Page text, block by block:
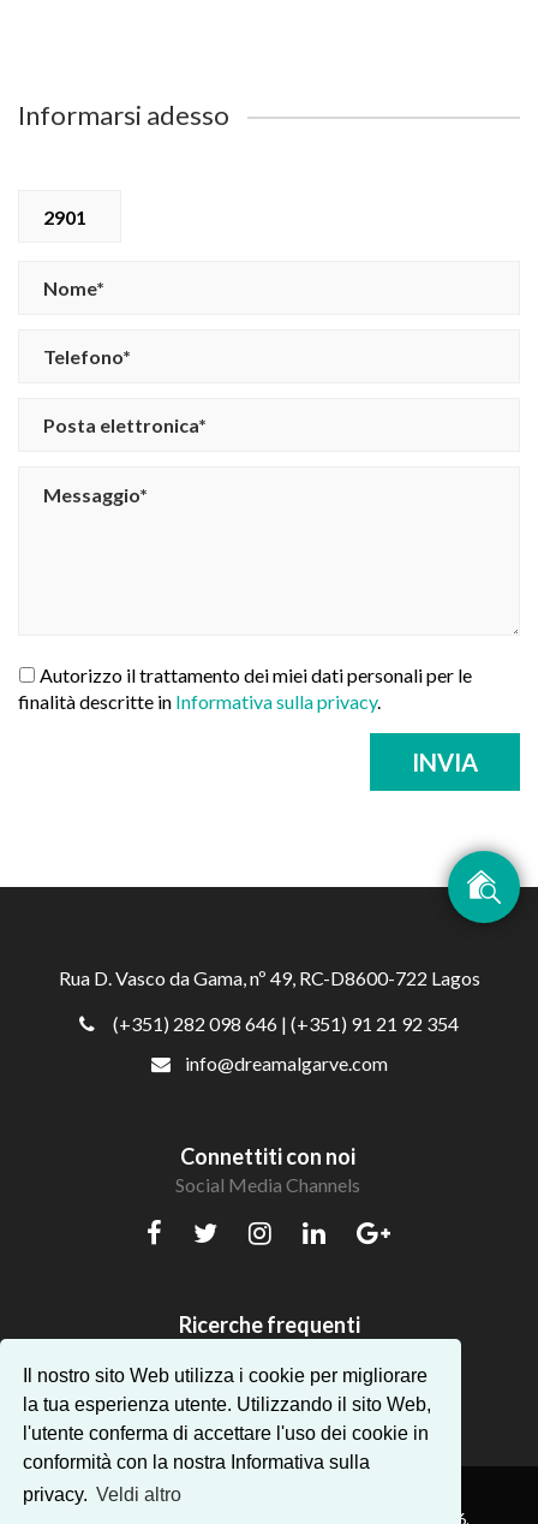
Il nostro sito Web utilizza i cookie per migliorare
la tua esperienza utente. Utilizzando il sito Web,
l'utente conferma di accettare l'uso dei cookie in
conformità con la nostra Informativa sulla
privacy. Veldi altro
Informarsi adesso
2901
Autorizzo il trattamento dei miei dati personali per le
finalità descritte in Informativa sulla privacy.
INVIA
Rua D. Vasco da Gama, nº 49, RC-D8600-722 Lagos
(+351) 282 098 646 | (+351) 91 21 92 354
info@dreamalgarve.com
Connettiti con noi
Social Media Channels
Ricerche frequenti
Bellissimi appartamenti in Algarve
® Dream Algarve. Tutti i diritti riservati — AMI:14896.